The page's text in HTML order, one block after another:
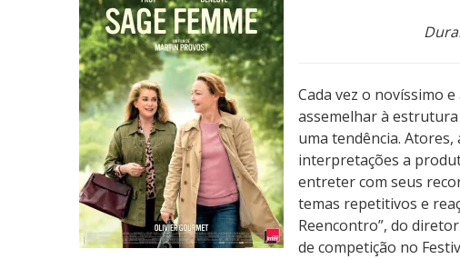
e
e
n
c
o
n
t
r
o
Cada vez o novíssimo
assemelhar à
uma tendência.
interpretações a
entreter com seus
temas repetitivos e
Reencontro”, do
de competição no